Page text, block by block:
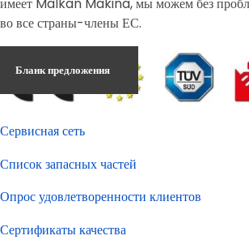
во все страны-члены ЕС.
Бланк предложения
Сервисная сеть
Список запасных частей
Опрос удовлетворенности клиентов
Сертификаты качества